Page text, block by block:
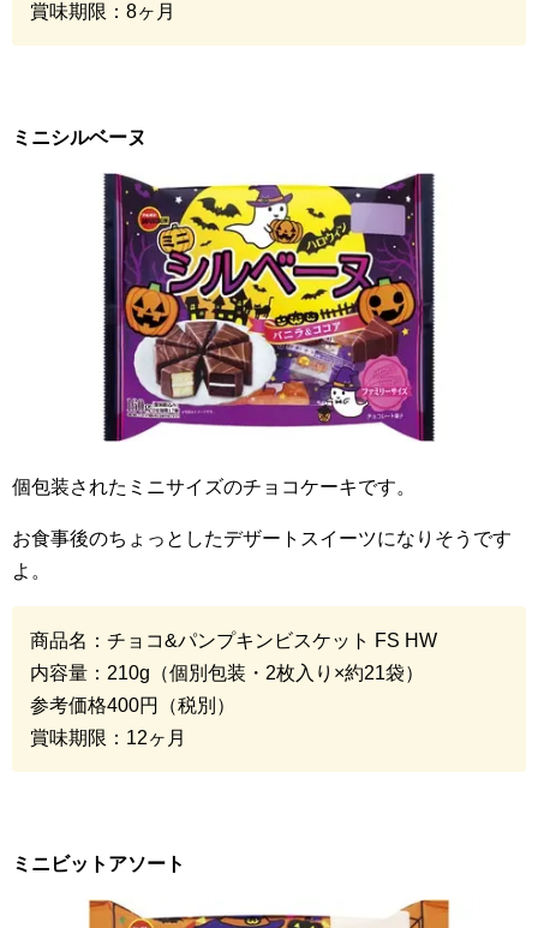
賞味期限： 8ヶ月
ミニシルベーヌ
個包装されたミニサイズのチョコケーキです。
お食事後のちょっとしたデザートスイーツになりそうです
よ。
商品名：チョコ&パンプキンビスケット FS HW
内容量： 210g （個別包装・ 2枚入り ×約21袋）
参考価格400円（税別）
賞味期限： 12ヶ月
ミニビットアソート